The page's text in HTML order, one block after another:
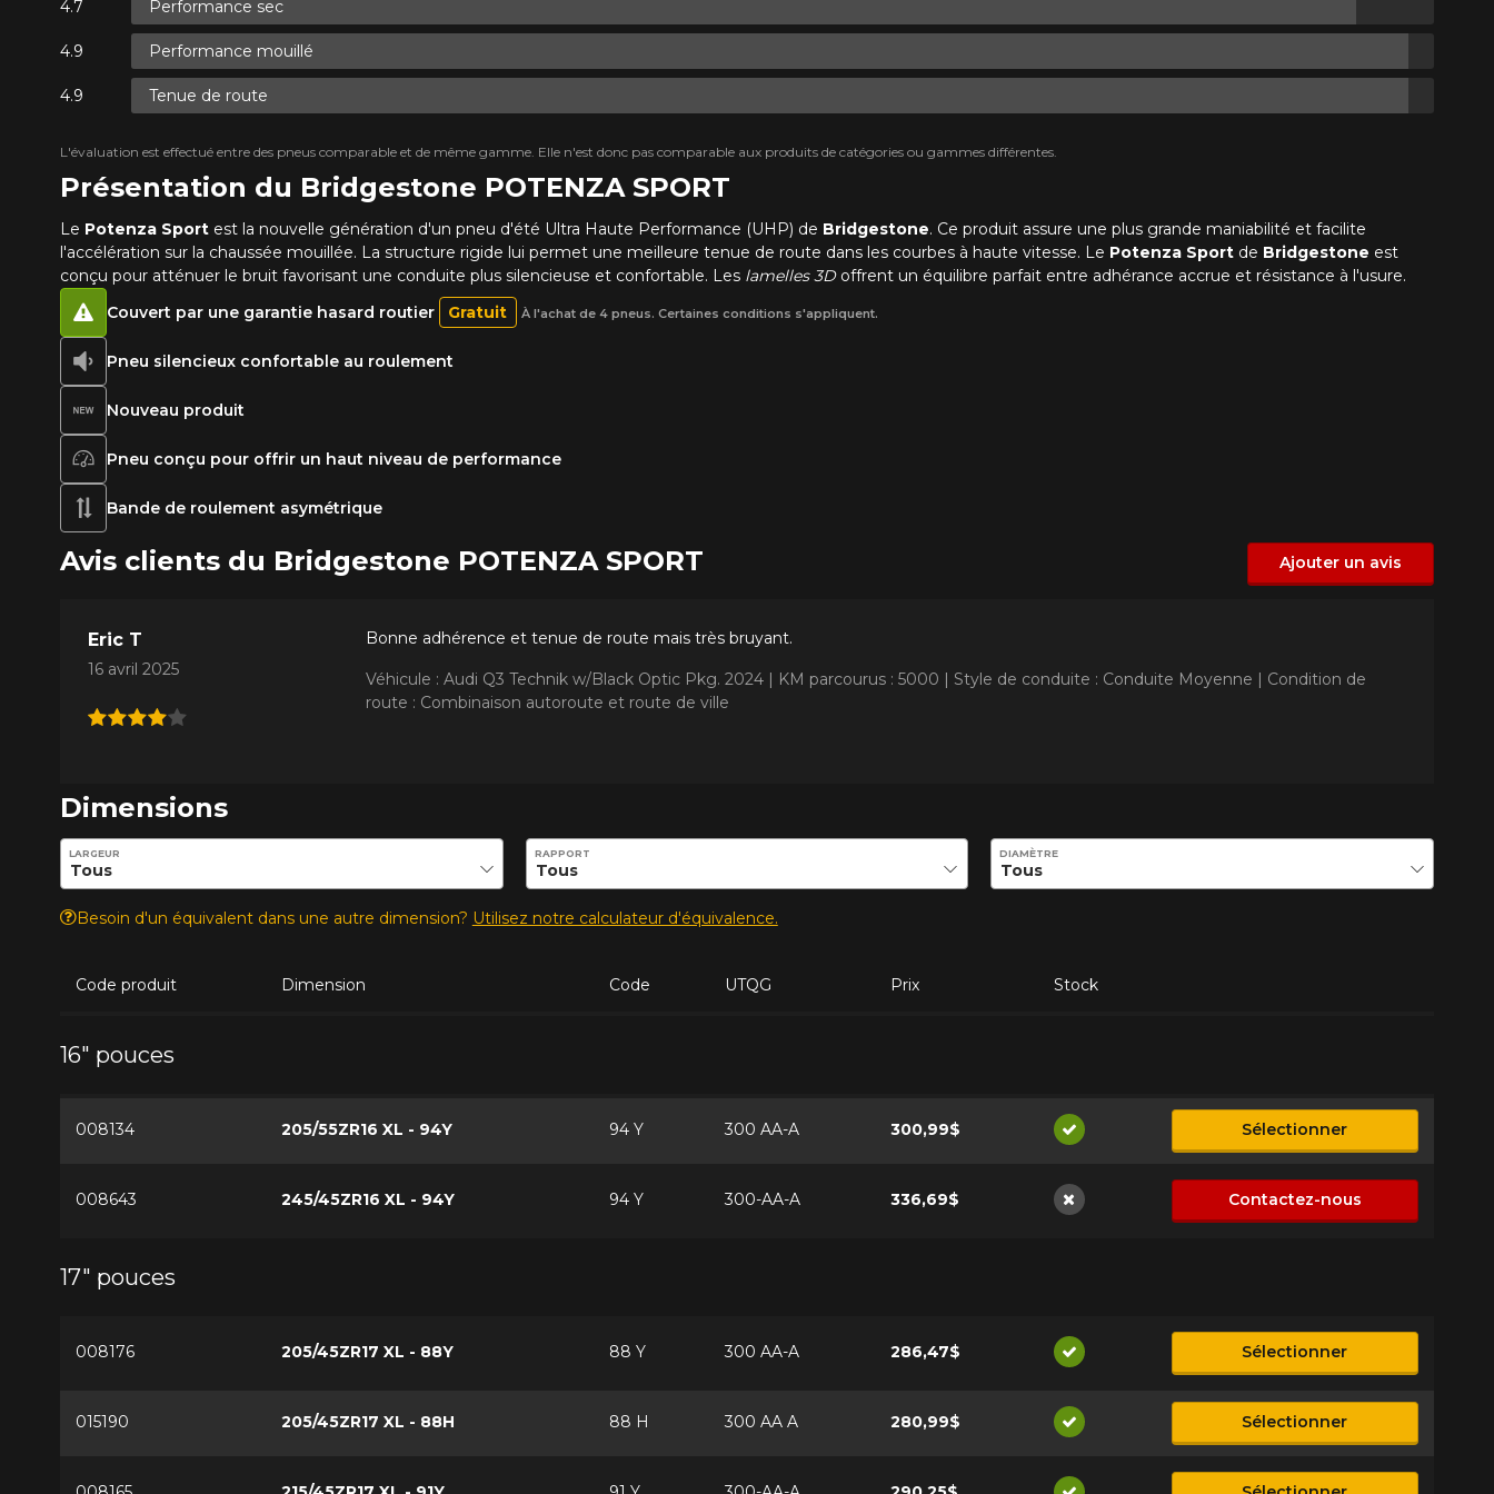
Présentation du Bridgestone POTENZA SPORT
Le Potenza Sportest la nouvelle génération d'un pneu d'été Ultra Haute Performance (UHP) de Bridgestone. Ce produit assure une plus grande maniabilité et facilite
l'accélération sur la chaussée mouillée. La structure rigide lui permet une meilleure tenue de route dans les courbes à haute vitesse. Le Potenza Sport de Bridgestone est
conçu pour atténuer le bruit favorisant une conduite plus silencieuse et confortable. Les lamelles 3Doffrent un équilibre parfait entre adhérance accrue et résistance à l'usure.
Performance sec
Performance mouillé
Tenue de route
L'évaluation est effectué entre des pneus comparable et de même gamme. Elle n'est donc pas comparable aux produits de catégories ou gammes différentes.
Pneu silencieux confortable au roulement
Nouveau produit
Pneu conçu pour offrir un haut niveau de performance
Bande de roulement asymétrique
Couvert par une garantie hasard routier Gratuit À l'achat de 4 pneus. Certaines conditions s'appliquent.
Avis clients du Bridgestone POTENZA SPORT Ajouter un avis
Eric T
16 avril 2025
Bonne adhérence et tenue de route mais très bruyant.
Véhicule : Audi Q3 Technik w/Black Optic Pkg. 2024 | KM parcourus : 5000 | Style de conduite : Conduite Moyenne | Condition de
route : Combinaison autoroute et route de ville
Dimensions
Entrez les dimensions souhaitées pour vérifier la disponibilité de ce produit.
LARGEUR RAPPORT DIAMÈTRE
Besoin d'un équivalent dans une autre dimension? Utilisez notre calculateur d'équivalence.
Code produit Dimension Code UTQG Prix Stock
16" pouces
008134 205/55ZR16 XL - 94Y 94 Y 300 AA-A 300,99$
Disponible
Sélectionner
008643 245/45ZR16 XL - 94Y 94 Y 300-AA-A 336,69$
Non disponible
Contactez-nous
17" pouces
008176 205/45ZR17 XL - 88Y 88 Y 300 AA-A 286,47$
Disponible
Sélectionner
015190 205/45ZR17 XL - 88H 88 H 300 AA A 280,99$
Disponible
Sélectionner